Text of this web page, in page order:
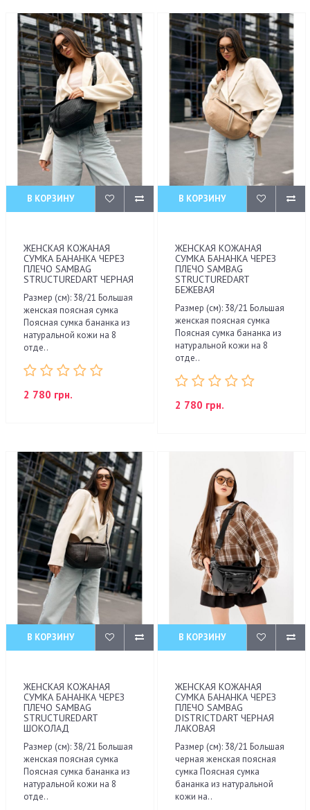
В КОРЗИНУ
ЖЕНСКАЯ КОЖАНАЯ
СУМКА БАНАНКА ЧЕРЕЗ
ПЛЕЧО SAMBAG
STRUCTUREDART ЧЕРНАЯ
Размер (см): 38/21 Большая
женская поясная сумка
Поясная сумка бананка из
натуральной кожи на 8
отде..
2 780 грн.
В КОРЗИНУ
ЖЕНСКАЯ КОЖАНАЯ
СУМКА БАНАНКА ЧЕРЕЗ
ПЛЕЧО SAMBAG
STRUCTUREDART
БЕЖЕВАЯ
Размер (см): 38/21 Большая
женская поясная сумка
Поясная сумка бананка из
натуральной кожи на 8
отде..
2 780 грн.
В КОРЗИНУ
ЖЕНСКАЯ КОЖАНАЯ
СУМКА БАНАНКА ЧЕРЕЗ
ПЛЕЧО SAMBAG
STRUCTUREDART
ШОКОЛАД
Размер (см): 38/21 Большая
женская поясная сумка
Поясная сумка бананка из
натуральной кожи на 8
отде..
В КОРЗИНУ
ЖЕНСКАЯ КОЖАНАЯ
СУМКА БАНАНКА ЧЕРЕЗ
ПЛЕЧО SAMBAG
DISTRICTDART ЧЕРНАЯ
ЛАКОВАЯ
Размер (см): 38/21 Большая
черная женская поясная
сумка Поясная сумка
бананка из натуральной
кожи на..